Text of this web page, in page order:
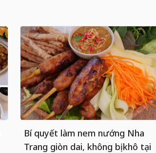
Bí quyết làm nem nướng Nha
Trang giòn dai, không bị khô tại